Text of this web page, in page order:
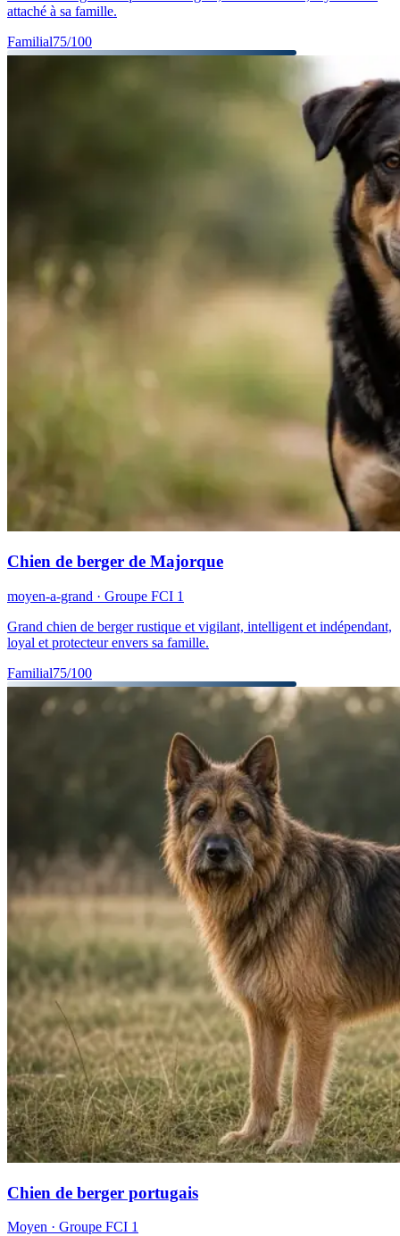
attaché à sa famille.
Familial75/100
Chien de berger de Majorque
moyen-a-grand · Groupe FCI 1
Grand chien de berger rustique et vigilant, intelligent et indépendant,
loyal et protecteur envers sa famille.
Familial75/100
Chien de berger portugais
Moyen · Groupe FCI 1